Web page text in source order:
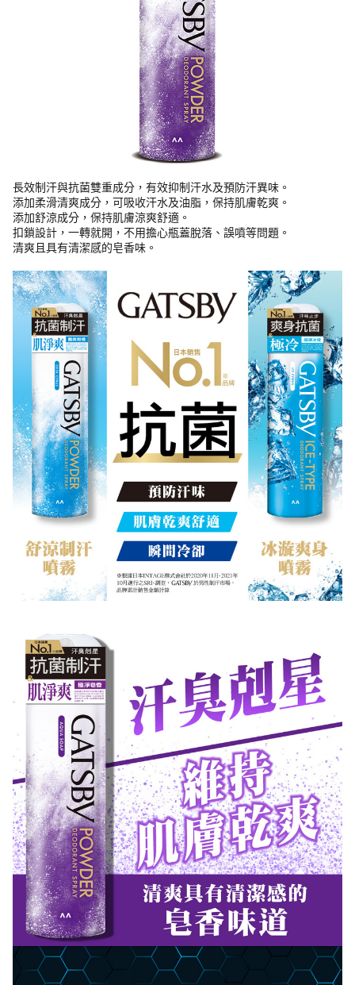
長效制汗與抗菌雙重成分，有效抑制汗水及預防汗異味。
添加柔滑清爽成分，可吸收汗水及油脂，保持肌膚乾爽。
添加舒涼成分，保持肌膚涼爽舒適。
扣鎖設計，一轉就開，不用擔心瓶蓋脫落、誤噴等問題。
清爽且具有清潔感的皂香味。